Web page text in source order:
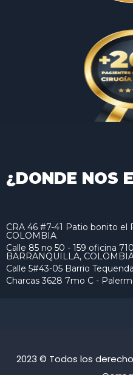
¿DONDE NOS
CRA 46 #7-41 Patio bonito el
COLOMBIA
Calle 85 no 50 - 159 oficina
BARRANQUILLA,
Calle 5#43-05 Barrio
Charcas 3628 7mo C -
2023 © Todos los